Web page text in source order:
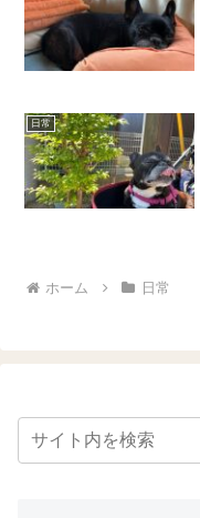
日常
ホーム
日常